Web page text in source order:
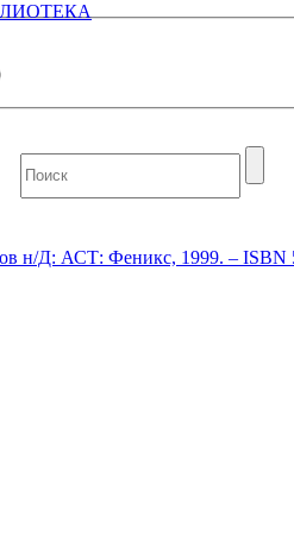
н/Д: АСТ: Феникс, 1999. – ISBN